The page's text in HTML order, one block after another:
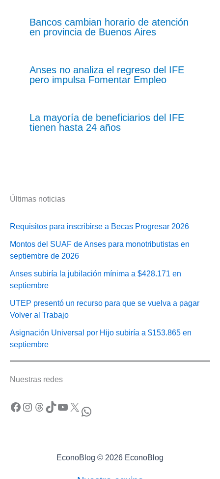
Bancos cambian horario de atención
en provincia de Buenos Aires
Anses no analiza el regreso del IFE
pero impulsa Fomentar Empleo
La mayoría de beneficiarios del IFE
tienen hasta 24 años
Últimas noticias
Requisitos para inscribirse a Becas Progresar 2026
Montos del SUAF de Anses para monotributistas en
septiembre de 2026
Anses subiría la jubilación mínima a $428.171 en
septiembre
UTEP presentó un recurso para que se vuelva a pagar
Volver al Trabajo
Asignación Universal por Hijo subiría a $153.865 en
septiembre
Nuestras redes
Facebook Instagram Threads TikTok YouTube X WhatsApp
EconoBlog © 2026 EconoBlog